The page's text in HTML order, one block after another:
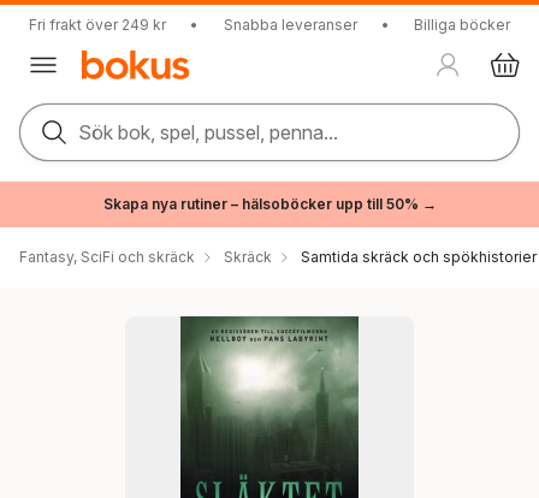
Fri frakt över 249 kr • Snabba leveranser • Billiga böcker
Sök bok, spel, pussel, penna...
Skapa nya rutiner – hälsoböcker upp till 50% →
Fantasy, SciFi och skräck Skräck Samtida skräck och spökhistorier